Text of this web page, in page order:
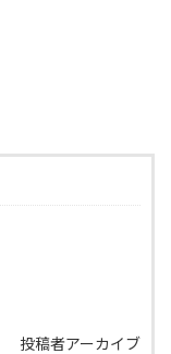
投稿者アーカイブ